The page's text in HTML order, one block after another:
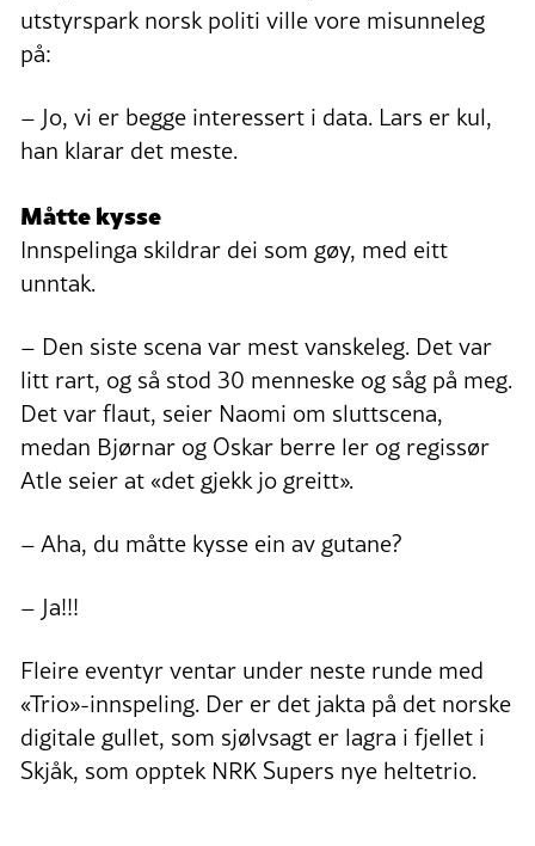
utstyrspark norsk politi ville vore misunneleg
på:
– Jo, vi er begge interessert i data. Lars er kul,
han klarar det meste.
Måtte kysse
Innspelinga skildrar dei som gøy, med eitt
unntak.
– Den siste scena var mest vanskeleg. Det var
litt rart, og så stod 30 menneske og såg på meg.
Det var flaut, seier Naomi om sluttscena,
medan Bjørnar og Oskar berre ler og regissør
Atle seier at «det gjekk jo greitt».
– Aha, du måtte kysse ein av gutane?
– Ja!!!
Fleire eventyr ventar under neste runde med
«Trio»-innspeling. Der er det jakta på det norske
digitale gullet, som sjølvsagt er lagra i fjellet i
Skjåk, som opptek NRK Supers nye heltetrio.